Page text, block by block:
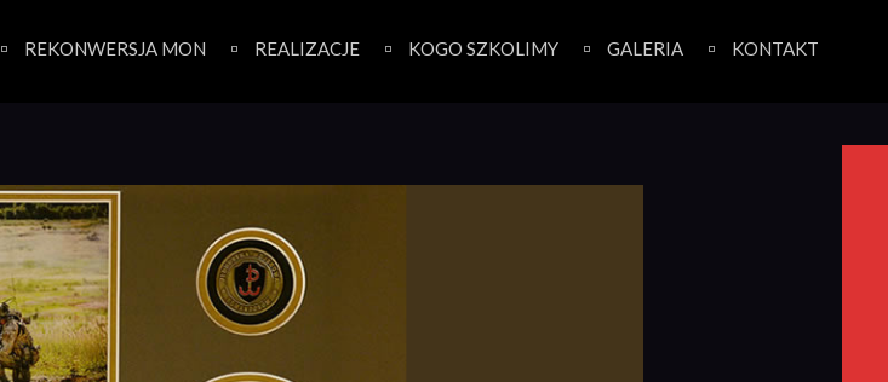
REKONWERSJA MON REALIZACJE KOGO SZKOLIMY GALERIA KONTAKT